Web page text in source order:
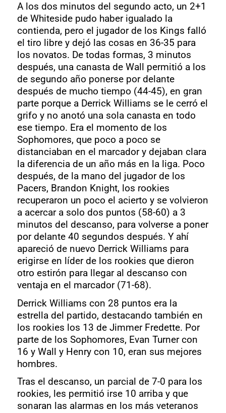
A los dos minutos del segundo acto, un 2+1
de Whiteside pudo haber igualado la
contienda, pero el jugador de los Kings falló
el tiro libre y dejó las cosas en 36-35 para
los novatos. De todas formas, 3 minutos
después, una canasta de Wall permitió a los
de segundo año ponerse por delante
después de mucho tiempo (44-45), en gran
parte porque a Derrick Williams se le cerró el
grifo y no anotó una sola canasta en todo
ese tiempo. Era el momento de los
Sophomores, que poco a poco se
distanciaban en el marcador y dejaban clara
la diferencia de un año más en la liga. Poco
después, de la mano del jugador de los
Pacers, Brandon Knight, los rookies
recuperaron un poco el acierto y se volvieron
a acercar a solo dos puntos (58-60) a 3
minutos del descanso, para volverse a poner
por delante 40 segundos después. Y ahí
apareció de nuevo Derrick Williams para
erigirse en líder de los rookies que dieron
otro estirón para llegar al descanso con
ventaja en el marcador (71-68).
Derrick Williams con 28 puntos era la
estrella del partido, destacando también en
los rookies los 13 de Jimmer Fredette. Por
parte de los Sophomores, Evan Turner con
16 y Wall y Henry con 10, eran sus mejores
hombres.
Tras el descanso, un parcial de 7-0 para los
rookies, les permitió irse 10 arriba y que
sonaran las alarmas en los más veteranos